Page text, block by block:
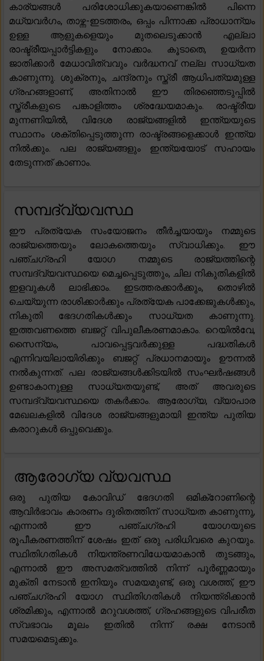
കാര്യങ്ങൾ പരിശോധിക്കുകയാണെങ്കിൽ പിന്നെ
മധ്യവർഗം, താഴ്ന്ന-ഇടത്തരം, ഒപ്പം പിന്നാക്ക പ്രാധാന്യം
ഉള്ള ആളുകളെയും മുതലെടുക്കാൻ എല്ലാ
രാഷ്ട്രീയപ്പാർട്ടികളും നോക്കാം. കൂടാതെ, ഉയർന്ന
ജാതിക്കാർ മേധാവിത്വവും വർദ്ധനവ് നല്ല സാധ്യത
കാണുന്നു. ശുക്രനും, ചന്ദ്രനും സ്ത്രീ ആധിപത്യമുള്ള
ഗ്രഹങ്ങളാണ്, അതിനാൽ ഈ തിരഞ്ഞെടുപ്പിൽ
സ്ത്രീകളുടെ പങ്കാളിത്തം ശ്രദ്ധേയമാകും. രാഷ്ട്രീയ
മുന്നണിയിൽ, വിദേശ രാജ്യങ്ങളിൽ ഇന്ത്യയുടെ
സ്ഥാനം ശക്തിപ്പെടുത്തുന്ന രാഷ്ട്രങ്ങളെക്കാൾ ഇന്ത്യ
നിൽക്കും. പല രാജ്യങ്ങളും ഇന്ത്യയോട് സഹായം
തേടുന്നത് കാണാം.
സമ്പദ്‌വ്യവസ്ഥ
ഈ പ്രത്യേക സംയോജനം തീർച്ചയായും നമ്മുടെ
രാജ്യത്തെയും ലോകത്തെയും സ്വാധിക്കും. ഈ
പഞ്ചഗ്രഹി യോഗ നമ്മുടെ രാജ്യത്തിന്റെ
സമ്പദ്‌വ്യവസ്ഥയെ മെച്ചപ്പെടുത്തും, ചില നികുതികളിൽ
ഇളവുകൾ ലാഭിക്കാം. ഇടത്തരക്കാർക്കും, തൊഴിൽ
ചെയ്യുന്ന രാശിക്കാർക്കും പ്രത്യേക പാക്കേജുകൾക്കും,
നികുതി ഭേദഗതികൾക്കും സാധ്യത കാണുന്നു.
ഇത്തവണത്തെ ബജറ്റ് വിപുലീകരണമാകാം. റെയിൽവേ,
സൈന്യം, പാവപ്പെട്ടവർക്കുള്ള പദ്ധതികൾ
എന്നിവയിലായിരിക്കും ബജറ്റ് പ്രധാനമായും ഊന്നൽ
നൽകുന്നത്. പല രാജ്യങ്ങൾക്കിടയിൽ സംഘർഷങ്ങൾ
ഉണ്ടാകാനുള്ള സാധ്യതയുണ്ട്, അത് അവരുടെ
സമ്പദ്‌വ്യവസ്ഥയെ തകർക്കാം. ആരോഗ്യ, വ്യാപാര
മേഖലകളിൽ വിദേശ രാജ്യങ്ങളുമായി ഇന്ത്യ പുതിയ
കരാറുകൾ ഒപ്പുവെക്കും.
ആരോഗ്യ വ്യവസ്ഥ
ഒരു പുതിയ കോവിഡ് ഭേദഗതി ഒമിക്‌റോണിന്റെ
ആവിർഭാവം കാരണം ദുരിതത്തിന് സാധ്യത കാണുന്നു,
എന്നാൽ ഈ പഞ്ചഗ്രഹി യോഗയുടെ
രൂപീകരണത്തിന് ശേഷം ഇത് ഒരു പരിധിവരെ കുറയും.
സ്ഥിതിഗതികൾ നിയന്ത്രണവിധേയമാകാൻ തുടങ്ങും,
എന്നാൽ ഈ അസമത്വത്തിൽ നിന്ന് പൂർണ്ണമായും
മുക്തി നേടാൻ ഇനിയും സമയമുണ്ട്, ഒരു വശത്ത്, ഈ
പഞ്ചഗ്രഹി യോഗ സ്ഥിതിഗതികൾ നിയന്ത്രിക്കാൻ
ശ്രമിക്കും, എന്നാൽ മറുവശത്ത്, ഗ്രഹങ്ങളുടെ വിപരീത
സ്വഭാവം മൂലം ഇതിൽ നിന്ന് രക്ഷ നേടാൻ
സമയമെടുക്കും.